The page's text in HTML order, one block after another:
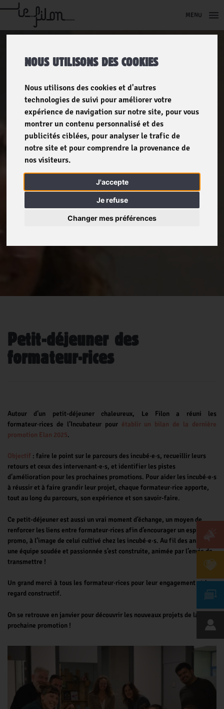
NOUS UTILISONS DES COOKIES
Nous utilisons des cookies et d'autres
technologies de suivi pour améliorer votre
expérience de navigation sur notre site, pour vous
montrer un contenu personnalisé et des
publicités ciblées, pour analyser le trafic de
notre site et pour comprendre la provenance de
nos visiteurs.
J'accepte
Je refuse
Changer mes préférences
MENU
Petit-déjeuner des
formateur·rices
Autour d’un petit-déjeuner chaleureux, Le Filon a réuni les
formateur·rices de l’Incubateur pour établir un bilan de la dernière
promotion Elan 2025.
Objectif : faire le point sur le parcours des incubé·e·s, recueillir leurs
retours et ceux des intervenant·e·s, et identifier les pistes
d’amélioration pour les prochaines promotions. Pour aider les incubé·e·s
à réussir et à faire grandir leur projet, chaque formateur·rice apporte,
tout au long du parcours, son expérience et son savoir-faire.
Ce petit-déjeuner est aussi un vrai moment d’échange, un moyen de
renforcer les liens entre formateur·rices afin d’encourager un esprit de
promo, à l’image de celui cultivé chez les incubé·e·s. Au fil des années,
une équipe soudée et passionnée s’est construite, animée par l’envie de
transmettre !
Un grand merci à tous les formateur·rices pour leur engagement et leur
regard constructif.
On se retrouve en janvier pour découvrir les nouveaux projets de la
prochaine promotion !